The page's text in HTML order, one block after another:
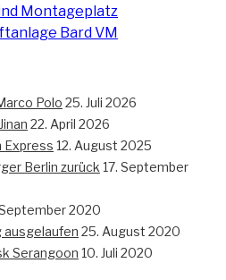
Montageplatz
Bard VM
Polo 25. Juli 2026
22. April 2026
Express 12. August 2025
Berlin zurück 17. September
2020
ausgelaufen 25. August 2020
Serangoon 10. Juli 2020